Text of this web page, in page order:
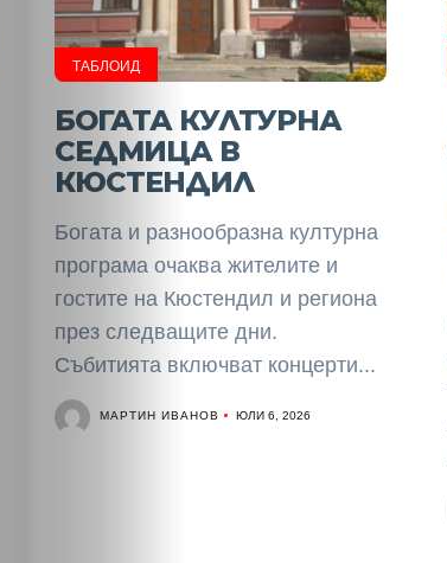
ТАБЛОИД
БОГАТА КУЛТУРНА
СЕДМИЦА В
КЮСТЕНДИЛ
Богата и разнообразна културна
програма очаква жителите и
гостите на Кюстендил и региона
през следващите дни.
Събитията включват концерти...
МАРТИН ИВАНОВ ЮЛИ 6, 2026